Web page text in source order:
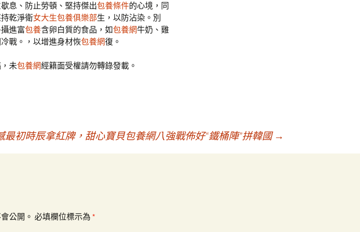
息、防止勞頓、堅持傑出包養條件的心境，同
乾淨衛女大生包養俱樂部生，以防沾染。別
進富包養含卵白質的食品，如包養網牛奶、雞
戰。，以增進身材恢包養網復。
未包養網經籍面受權請勿轉錄發載。
最初時辰拿紅牌，甜心寶貝包養網八強戰佈好“鐵桶陣”拼韓國 →
公開。 必填欄位標示為 *